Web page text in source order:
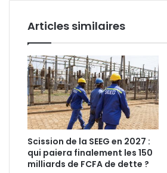
Articles similaires
Scission de la SEEG en 2027 :
qui paiera finalement les 150
milliards de FCFA de dette ?